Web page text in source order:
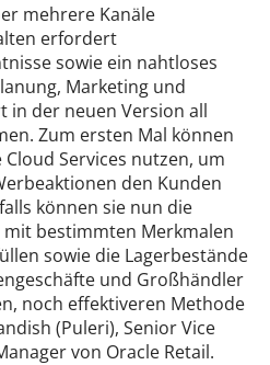
mehrere Kanäle
erfordert
sowie ein nahtloses
Marketing und
in der neuen Version all
Zum ersten Mal können
Services nutzen, um
den Kunden
können sie nun die
bestimmten Merkmalen
sowie die Lagerbestände
und Großhändler
noch effektiveren Methode
(Puleri), Senior Vice
von Oracle Retail.